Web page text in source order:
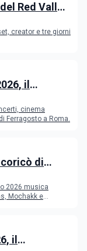
Red Valley
creator e tre giorni
il
cinema
Ferragosto a Roma.
di
2026 musica
Mochakk e
il